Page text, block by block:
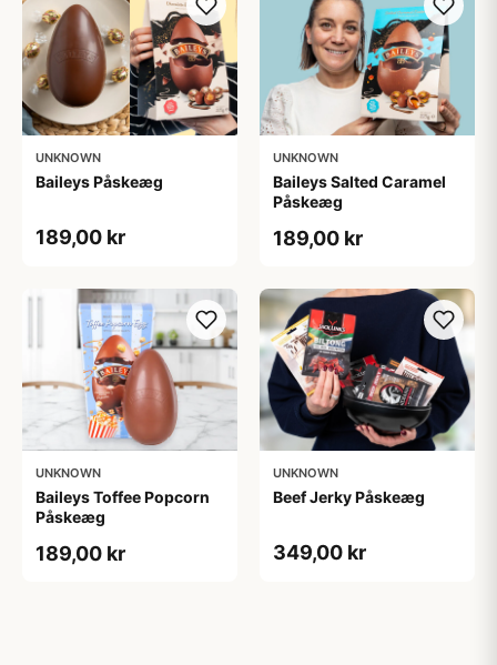
UNKNOWN
Baileys Påskeæg
189,00 kr
UNKNOWN
Baileys Salted Caramel
Påskeæg
189,00 kr
UNKNOWN
Baileys Toffee Popcorn
Påskeæg
189,00 kr
UNKNOWN
Beef Jerky Påskeæg
349,00 kr